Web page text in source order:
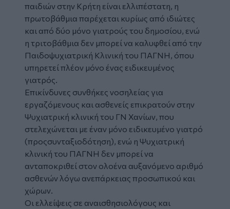
παιδιών στην Κρήτη είναι ελλιπέστατη, η
πρωτοβάθμια παρέχεται κυρίως από ιδιώτες
και από δύο μόνο γιατρούς του δημοσίου, ενώ
η τριτοβάθμια δεν μπορεί να καλυφθεί από την
Παιδοψυχιατρική Κλινική του ΠΑΓΝΗ, όπου
υπηρετεί πλέον μόνο ένας ειδικευμένος
γιατρός.
Επικίνδυνες συνθήκες νοσηλείας για
εργαζόμενους και ασθενείς επικρατούν στην
Ψυχιατρική κλινική του ΓΝ Χανίων, που
στελεχώνεται με έναν μόνο ειδικευμένο γιατρό
(προςσυνταξιοδότηση), ενώ η Ψυχιατρική
κλινική του ΠΑΓΝΗ δεν μπορεί να
ανταποκριθεί στον ολοένα αυξανόμενο αριθμό
ασθενών λόγω ανεπάρκειας προσωπικού και
χώρων.
Οι ελλείψεις σε αναισθησιολόγους και